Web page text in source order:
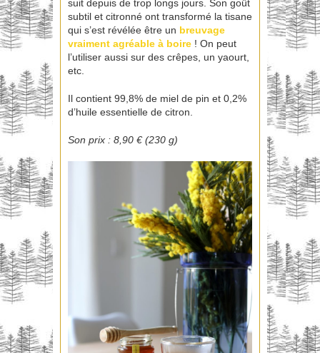
suit depuis de trop longs jours. Son goût
subtil et citronné ont transformé la tisane
qui s’est révélée être un breuvage
vraiment agréable à boire ! On peut
l’utiliser aussi sur des crêpes, un yaourt,
etc.
Il contient 99,8% de miel de pin et 0,2%
d’huile essentielle de citron.
Son prix : 8,90 € (230 g)